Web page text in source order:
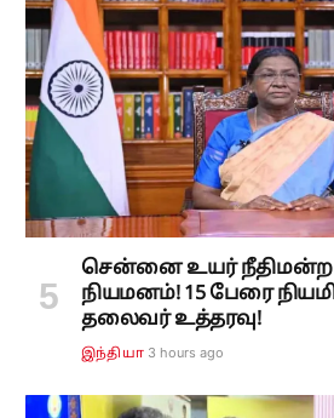
சென்னை உயர் நீதிமன்ற
நியமனம்! 15 பேரை
தலைவர் உத்தரவு!
இந்தியா 3 hours ago